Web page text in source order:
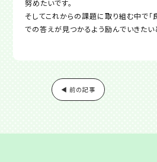
努めたいです。
そしてこれからの課題に取り組む中で「
での答えが見つかるよう励んでいきたい
◀ 前の記事